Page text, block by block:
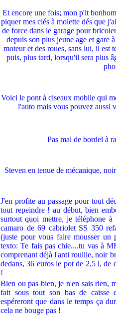
Et encore une fois; mon p'it
piquer mes clés à molette dés que
de force dans le garage pour
depuis son plus jeune age et gare
moteur et des roues, sans lui, il est
puis, plus tard, lorsqu'il sera plus
Voici le pont à ciseaux mobile qui
l'auto mais vous pouvez aussi
Pas mal de bordel à
Steven en tenue de mécanique,
J'en profite au passage pour tout
tout repeindre ! au début, bien
surtout quoi mettre, je téléphone
camaro de 69 cabriolet SS 350
(juste pour vous faire mousser
texto: Te fais pas chie....tu vas à
comprenant déjà l'anti rouille, noir
dedans, 36 euros le pot de 2,5 l, de
!
Bien ou pas bien, je n'en sais rien,
fait sous tout son bas de caisse
espéreront que dans le temps ça
cela ne bouge pas !